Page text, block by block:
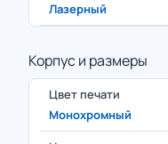
Лазерный
Корпус и размеры
Цвет печати
Монохромный